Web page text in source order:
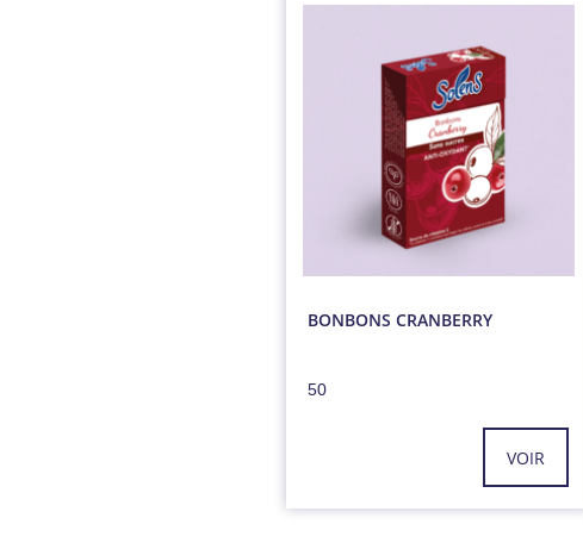
BONBONS CRANBERRY
50
VOIR